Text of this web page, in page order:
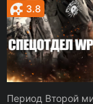
3.8
Период Второй